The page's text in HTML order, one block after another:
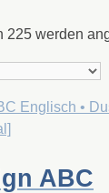
225 werden
ABC